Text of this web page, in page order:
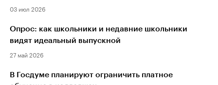
03 июл 2026
Опрос: как школьники и недавние школьники
видят идеальный выпускной
27 май 2026
В Госдуме планируют ограничить платное